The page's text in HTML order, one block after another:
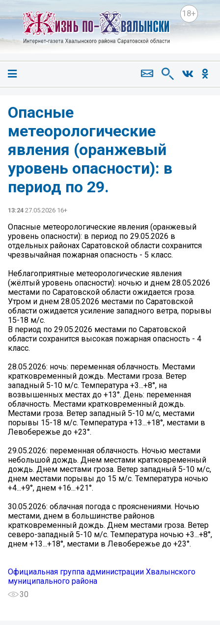
18+
Опасные
метеорологические
явления (оранжевый
уровень опасности): в
период по 29.
13:24 27.05.2026 16+
Опасные метеорологические явления (оранжевый
уровень опасности): в период по 29.05.2026 в
отдельных районах Саратовской области сохранится
чрезвычайная пожарная опасность - 5 класс.
Неблагоприятные метеорологические явления
(жёлтый уровень опасности): ночью и днем 28.05.2026
местами по Саратовской области ожидается гроза.
Утром и днем 28.05.2026 местами по Саратовской
области ожидается усиление западного ветра, порывы
15-18 м/с.
В период по 29.05.2026 местами по Саратовской
области сохранится высокая пожарная опасность - 4
класс.
28.05.2026: ночь: переменная облачность. Местами
кратковременный дождь. Местами гроза. Ветер
западный 5-10 м/с. Температура +3...+8°, на
возвышенных местах до +13°. День: переменная
облачность. Местами кратковременный дождь.
Местами гроза. Ветер западный 5-10 м/с, местами
порывы 15-18 м/с. Температура +13...+18°, местами в
Левобережье до +23°.
29.05.2026: переменная облачность. Ночью местами
небольшой дождь. Днем местами кратковременный
дождь. Днем местами гроза. Ветер западный 5-10 м/с,
днем местами порывы до 15 м/с. Температура ночью
+4...+9°, днем +16...+21°.
30.05.2026: облачная погода с прояснениями. Ночью
местами, днем в большинстве районов
кратковременный дождь. Днем местами гроза. Ветер
северо-западный 5-10 м/с. Температура ночью +3...+8°,
днем +13...+18°, местами в Левобережье до +23°.
Официальная группа администрации Хвалынского
муниципального района
30